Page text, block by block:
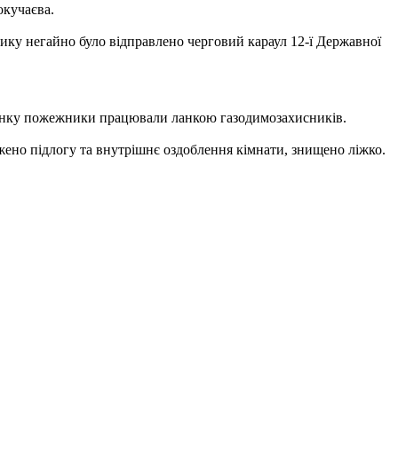
негайно було відправлено черговий караул 12-ї Державної
пожежники працювали ланкою газодимозахисників.
підлогу та внутрішнє оздоблення кімнати, знищено ліжко.